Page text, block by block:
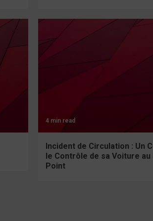
4 min read
Incident de Circulation : Un
le Contrôle de sa Voiture au
Point